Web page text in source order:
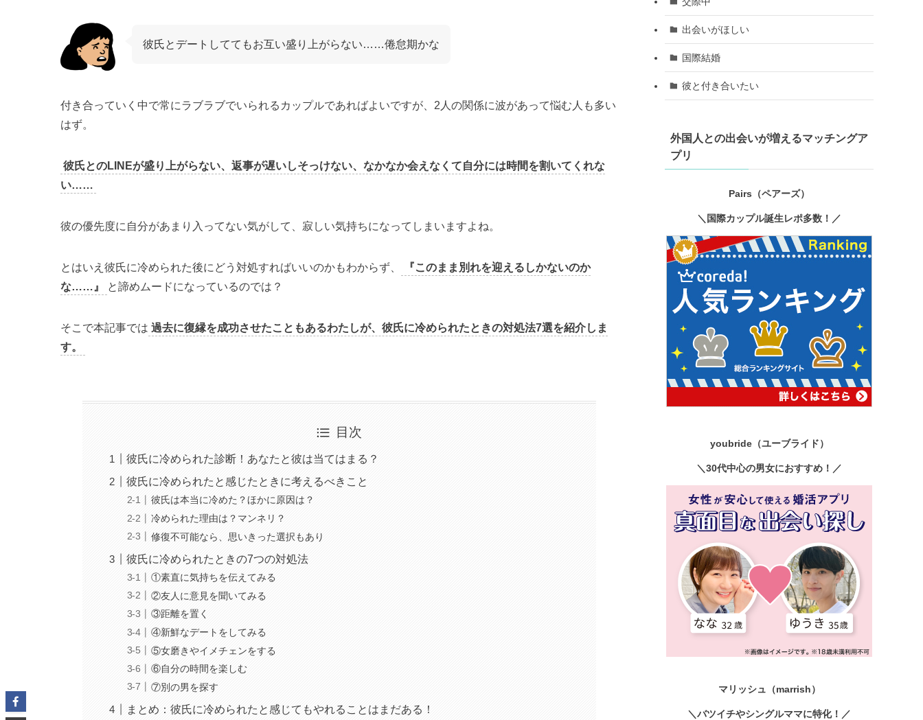
彼氏とデートしててもお互い盛り上がらない……倦怠期かな
付き合っていく中で常にラブラブでいられるカップルであればよいですが、2人の関係に波があって悩む人も多い
はず。
彼氏とのLINEが盛り上がらない、返事が遅いしそっけない、なかなか会えなくて自分には時間を割いてくれな
い……
彼の優先度に自分があまり入ってない気がして、寂しい気持ちになってしまいますよね。
とはいえ彼氏に冷められた後にどう対処すればいいのかもわからず、
『このまま別れを迎えるしかないのか
な……』
と諦めムードになっているのでは？
そこで本記事では 過去に復縁を成功させたこともあるわたしが、彼氏に冷められたときの対処法7選を紹介しま
す。
目次
彼氏に冷められた診断！あなたと彼は当てはまる？
彼氏に冷められたと感じたときに考えるべきこと
彼氏は本当に冷めた？ほかに原因は？
冷められた理由は？マンネリ？
修復不可能なら、思いきった選択もあり
彼氏に冷められたときの7つの対処法
①素直に気持ちを伝えてみる
②友人に意見を聞いてみる
③距離を置く
④新鮮なデートをしてみる
⑤女磨きやイメチェンをする
⑥自分の時間を楽しむ
⑦別の男を探す
まとめ：彼氏に冷められたと感じてもやれることはまだある！
出会いがほしい
国際結婚
彼と付き合いたい
外国人との出会いが増えるマッチングア
プリ
Pairs（ペアーズ）
＼国際カップル誕生レポ多数！／
youbride（ユーブライド）
＼30代中心の男女におすすめ！／
マリッシュ（marrish）
＼バツイチやシングルママに特化！／